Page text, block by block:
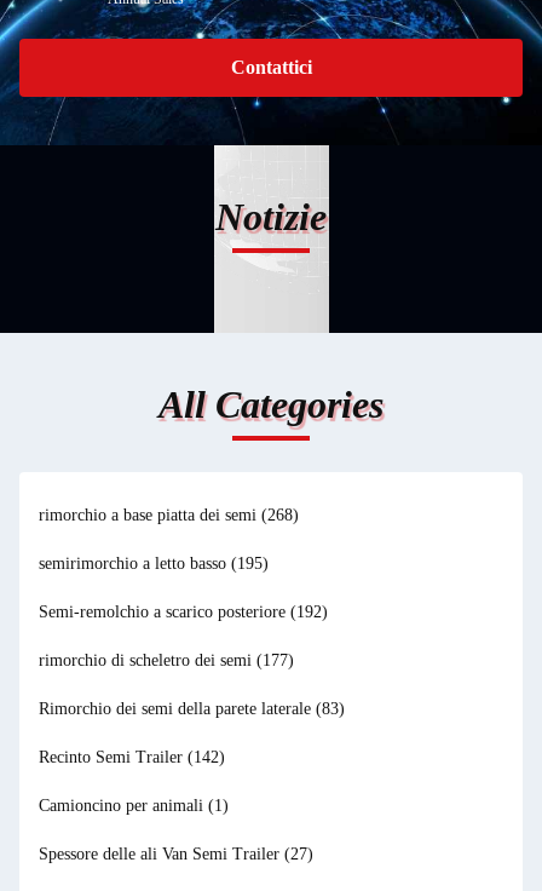
Contattici
Notizie
All Categories
rimorchio a base piatta dei semi (268)
semirimorchio a letto basso (195)
Semi-remolchio a scarico posteriore (192)
rimorchio di scheletro dei semi (177)
Rimorchio dei semi della parete laterale (83)
Recinto Semi Trailer (142)
Camioncino per animali (1)
Spessore delle ali Van Semi Trailer (27)